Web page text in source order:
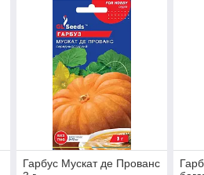
Гарбус Мускат де Прованс